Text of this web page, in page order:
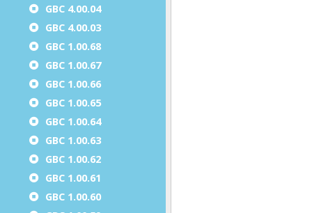
GBC 4.00.04
GBC 4.00.03
GBC 1.00.68
GBC 1.00.67
GBC 1.00.66
GBC 1.00.65
GBC 1.00.64
GBC 1.00.63
GBC 1.00.62
GBC 1.00.61
GBC 1.00.60